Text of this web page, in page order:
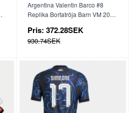
Argentina Valentin Barco #8
Replika Bortatröja Barn VM 2026
Pris: 372.28SEK
930.74SEK